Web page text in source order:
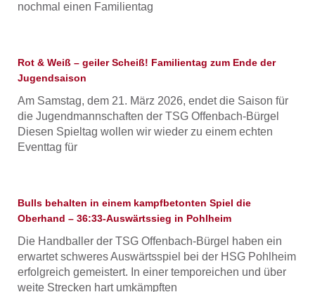
nochmal einen Familientag
Rot & Weiß – geiler Scheiß! Familientag zum Ende der
Jugendsaison
Am Samstag, dem 21. März 2026, endet die Saison für
die Jugendmannschaften der TSG Offenbach-Bürgel
Diesen Spieltag wollen wir wieder zu einem echten
Eventtag für
Bulls behalten in einem kampfbetonten Spiel die
Oberhand – 36:33-Auswärtssieg in Pohlheim
Die Handballer der TSG Offenbach-Bürgel haben ein
erwartet schweres Auswärtsspiel bei der HSG Pohlheim
erfolgreich gemeistert. In einer temporeichen und über
weite Strecken hart umkämpften